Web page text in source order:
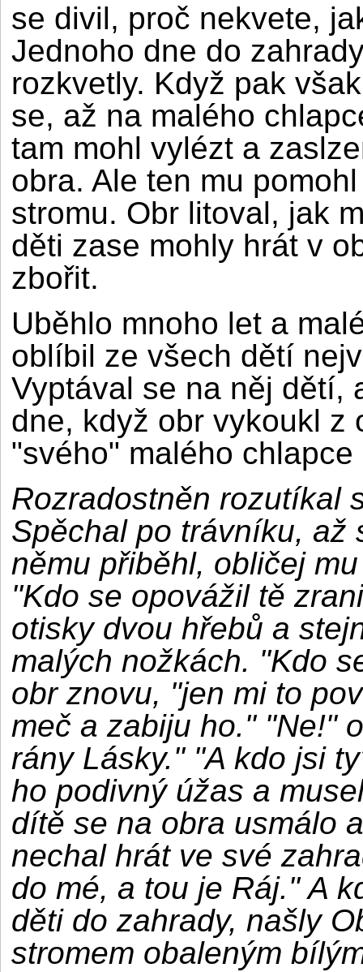
se divil, proč nekvete,
Jednoho dne do
rozkvetly. Když pak
se, až na malého
tam mohl vylézt a
obra. Ale ten mu
stromu. Obr litoval, jak
děti zase mohly hrát v
zbořit.
Uběhlo mnoho let a
oblíbil ze všech dětí
Vyptával se na něj dětí,
dne, když obr vykoukl z
"svého" malého
Rozradostněn rozutíkal
Spěchal po trávníku, až
němu přiběhl, obličej
"Kdo se opovážil tě
otisky dvou hřebů a
malých nožkách. "Kdo
obr znovu, "jen mi to
meč a zabiju ho." "Ne!"
rány Lásky." "A kdo jsi
ho podivný úžas a
dítě se na obra usmálo
nechal hrát ve své
do mé, a tou je Ráj." A
děti do zahrady, našly
stromem obaleným